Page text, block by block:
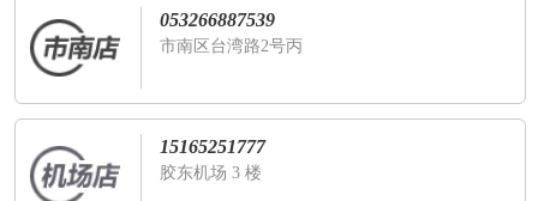
053266887539
市南区台湾路2号丙
15165251777
胶东机场 3 楼